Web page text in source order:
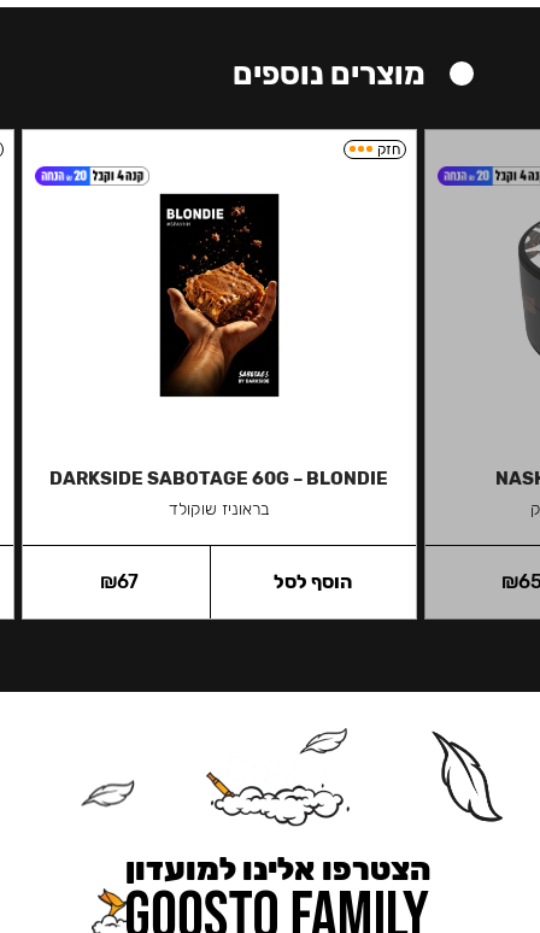
מוצרים נוספים
₪
חזק
DARKSIDE SABOTAGE 60G – BLONDIE
בראוניז שוקולד
₪67 הוסף לסל
הצטרפו אלינו למועדון